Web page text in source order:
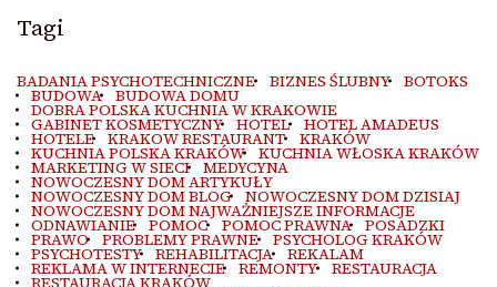
Tagi
BADANIA PSYCHOTECHNICZNE BIZNES ŚLUBNY BOTOKS
BUDOWA BUDOWA DOMU
DOBRA POLSKA KUCHNIA W KRAKOWIE
GABINET KOSMETYCZNY HOTEL HOTEL AMADEUS
HOTELE KRAKOW RESTAURANT KRAKÓW
KUCHNIA POLSKA KRAKÓW KUCHNIA WŁOSKA KRAKÓW
MARKETING W SIECI MEDYCYNA
NOWOCZESNY DOM ARTYKUŁY
NOWOCZESNY DOM BLOG NOWOCZESNY DOM DZISIAJ
NOWOCZESNY DOM NAJWAŻNIEJSZE INFORMACJE
ODNAWIANIE POMOC POMOC PRAWNA POSADZKI
PRAWO PROBLEMY PRAWNE PSYCHOLOG KRAKÓW
PSYCHOTESTY REHABILITACJA REKALAM
REKLAMA W INTERNECIE REMONTY RESTAURACJA